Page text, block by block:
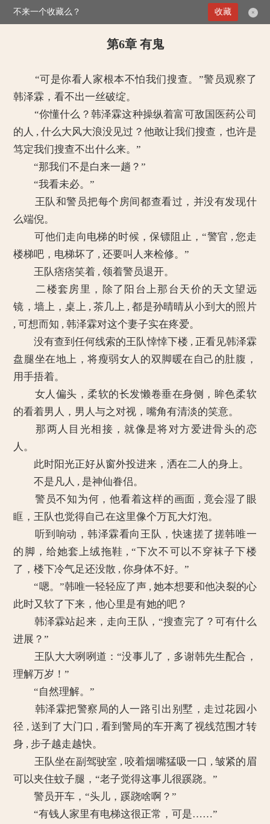
>我想盛装嫁给你 第6章 有鬼
第6章 有鬼
“可是你看人家根本不怕我们搜查。”警员观察了
韩泽霖，看不出一丝破绽。
“你懂什么？韩泽霖这种操纵着富可敌国医药公司
的人 , 什么大风大浪没见过？他敢让我们搜查，也许是
笃定我们搜查不出什么来。”
“那我们不是白来一趟？”
“我看未必。”
王队和警员把每个房间都查看过，并没有发现什
么端倪。
可他们走向电梯的时候，保镖阻止，“警官 , 您走
楼梯吧，电梯坏了 , 还要叫人来检修。”
王队痞痞笑着 , 领着警员退开。
二楼套房里，除了阳台上那台天价的天文望远
镜，墙上，桌上 , 茶几上 , 都是孙晴晴从小到大的照片
, 可想而知 , 韩泽霖对这个妻子实在疼爱。
没有查到任何线索的王队悻悻下楼 , 正看见韩泽霖
盘腿坐在地上，将瘦弱女人的双脚暖在自己的肚腹，
用手捂着。
女人偏头，柔软的长发懒卷垂在身侧，眸色柔软
的看着男人，男人与之对视，嘴角有清淡的笑意。
那两人目光相接，就像是将对方爱进骨头的恋
人。
此时阳光正好从窗外投进来，洒在二人的身上。
不是凡人 , 是神仙眷侣。
警员不知为何，他看着这样的画面 , 竟会湿了眼
眶，王队也觉得自己在这里像个万瓦大灯泡。
听到响动，韩泽霖看向王队，快速搓了搓韩唯一
的脚，给她套上绒拖鞋 , “下次不可以不穿袜子下楼
了，楼下冷气足还没散 , 你身体不好。”
“嗯。”韩唯一轻轻应了声 , 她本想要和他决裂的心
此时又软了下来，他心里是有她的吧？
韩泽霖站起来，走向王队，“搜查完了？可有什么
进展？”
王队大大咧咧道：“没事儿了，多谢韩先生配合，
理解万岁！”
“自然理解。”
韩泽霖把警察局的人一路引出别墅，走过花园小
径 , 送到了大门口 , 看到警局的车开离了视线范围才转
身 , 步子越走越快。
王队坐在副驾驶室 , 咬着烟嘴猛吸一口 , 皱紧的眉
可以夹住蚊子腿，“老子觉得这事儿很蹊跷。”
警员开车，“头儿，蹊跷啥啊？”
“有钱人家里有电梯这很正常，可是……”
不来一个收藏么？ ×
收藏